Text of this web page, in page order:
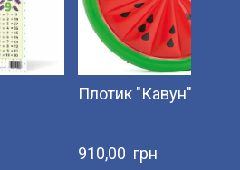
Плотик "Кавун"
910,00  грн